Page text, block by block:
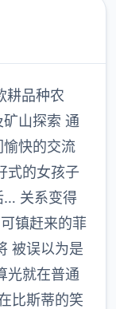
耕品种农
山探索 通
快的交流
式的女孩子
… 关系变得
镇赶来的菲
被误以为是
光就在普通
比斯蒂的笑